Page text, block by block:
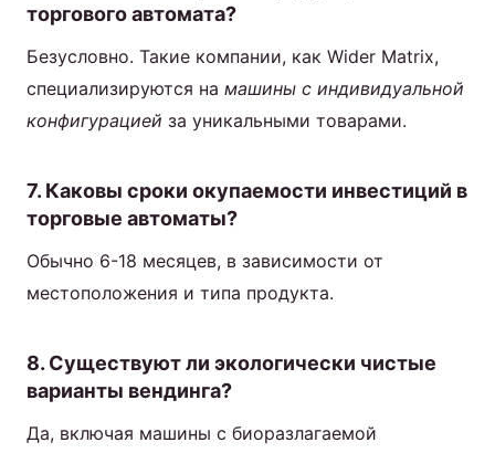
торгового автомата?
Безусловно. Такие компании, как Wider Matrix,
специализируются на машины с индивидуальной
конфигурацией за уникальными товарами.
7. Каковы сроки окупаемости инвестиций в
торговые автоматы?
Обычно 6-18 месяцев, в зависимости от
местоположения и типа продукта.
8. Существуют ли экологически чистые
варианты вендинга?
Да, включая машины с биоразлагаемой